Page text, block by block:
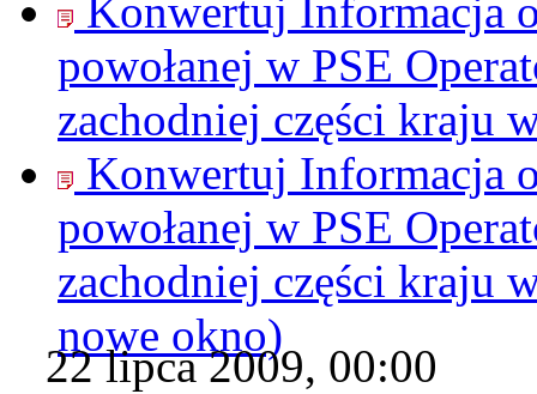
Konwertuj Informacja
powołanej w PSE
zachodniej części kraju
Konwertuj Informacja
powołanej w PSE
zachodniej części kraju
nowe okno)
22 lipca 2009, 00:00